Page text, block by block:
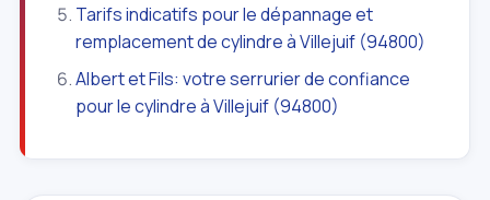
Tarifs indicatifs pour le dépannage et
remplacement de cylindre à Villejuif (94800)
Albert et Fils: votre serrurier de confiance
pour le cylindre à Villejuif (94800)